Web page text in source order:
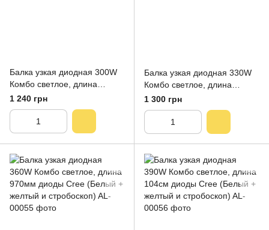
Балка узкая диодная 300W
Комбо светлое, длина
810мм диоды Cree (Белый +
желтый и стробоскоп)
1 240 грн
Балка узкая диодная 330W
Комбо светлое, длина
890мм диоды Cree (Белый +
желтый и стробоскоп)
1 300 грн